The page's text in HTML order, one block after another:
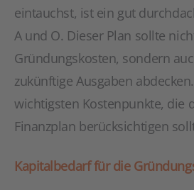
eintauchst, ist ein gut
A und O. Dieser Plan sollte
Gründungskosten, sondern
zukünftige Ausgaben
wichtigsten Kostenpunkte, die
Finanzplan berücksichtigen
Kapitalbedarf für die